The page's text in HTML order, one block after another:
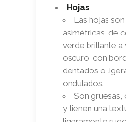
Hojas:
Las hojas son
asimétricas, de
verde brillante a
oscuro, con
dentados o
ondulados.
Son gruesas,
y tienen una